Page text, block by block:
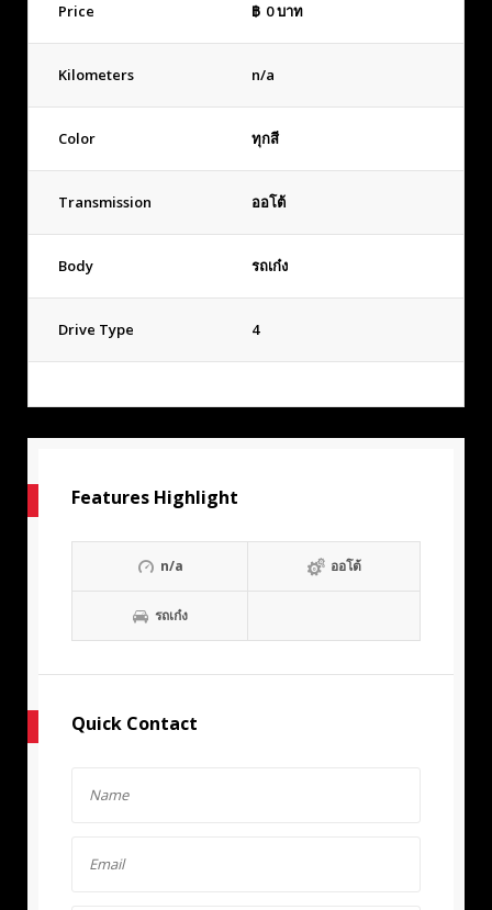
Price ฿ 0บาท
Kilometers n/a
Color ทุกสี
Transmission ออโต้
Body รถเก๋ง
Drive Type 4
Features Highlight
n/a ออโต้
รถเก๋ง
Quick Contact